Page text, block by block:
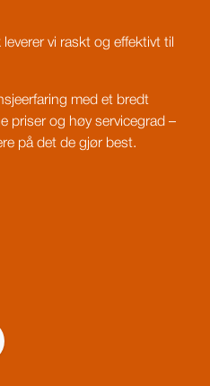
vi raskt og effektivt til
med et bredt
priser og høy servicegrad –
på det de gjør best.